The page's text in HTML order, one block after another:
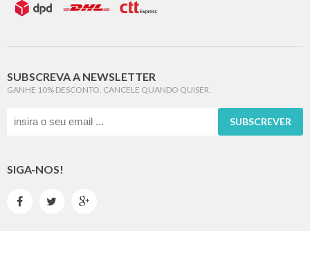
SUBSCREVA A NEWSLETTER
GANHE 10% DESCONTO. CANCELE QUANDO QUISER.
SUBSCREVER
SIGA-NOS!
  